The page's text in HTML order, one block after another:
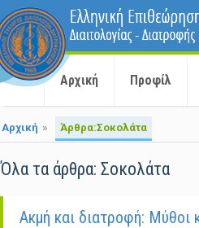
Αρχική Προφίλ
Αρχική » Άρθρα:Σοκολάτα
Όλα τα άρθρα: Σοκολάτα
Ακμή και διατροφή: Μύθοι